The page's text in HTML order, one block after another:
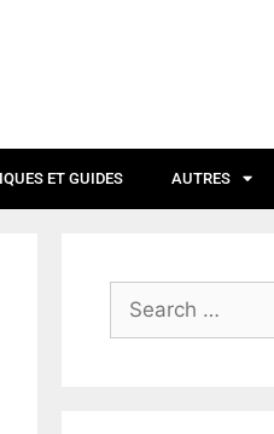
ET GUIDES AUTRES